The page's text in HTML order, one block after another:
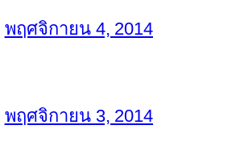
พฤศจิกายน 4, 2014
พฤศจิกายน 3, 2014